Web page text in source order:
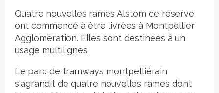
Crédit photo
Quatre nouvelles rames Alstom de réserve
ont commencé à être livrées à Montpellier
Agglomération. Elles sont destinées à un
usage multilignes.
Le parc de tramways montpelliérain
s'agrandit de quatre nouvelles rames dont